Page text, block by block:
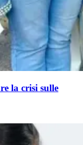
la crisi sulle